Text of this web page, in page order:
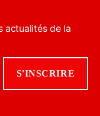
actualités de la